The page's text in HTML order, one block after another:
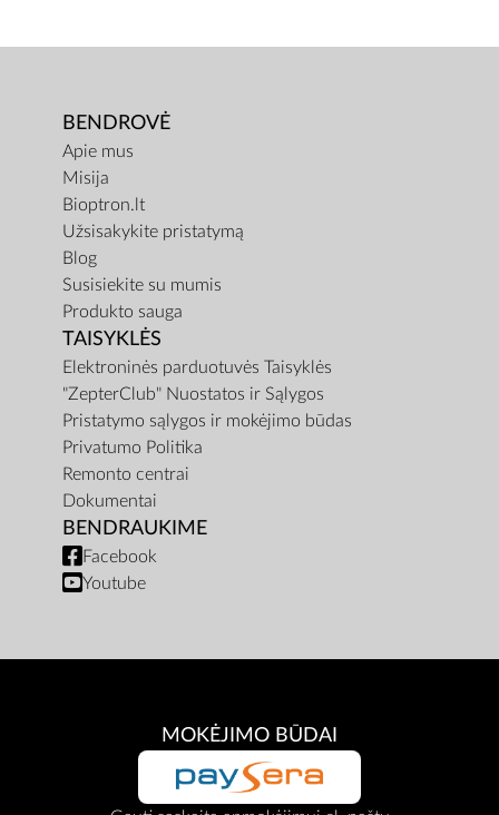
BENDROVĖ
Apie mus
Misija
Bioptron.lt
Užsisakykite pristatymą
Blog
Susisiekite su mumis
Produkto sauga
TAISYKLĖS
Elektroninės parduotuvės Taisyklės
"ZepterClub" Nuostatos ir Sąlygos
Pristatymo sąlygos ir mokėjimo būdas
Privatumo Politika
Remonto centrai
Dokumentai
BENDRAUKIME
Facebook
Youtube
MOKĖJIMO BŪDAI